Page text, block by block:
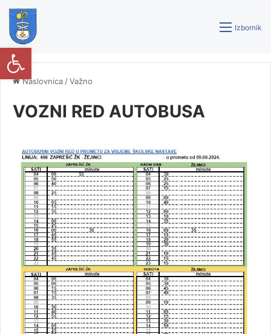
Izbornik
Naslovnica /Važno
VOZNI RED AUTOBUSA
Open toolbar